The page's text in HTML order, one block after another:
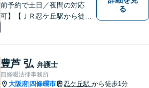
前予約で土日／夜間の対応
可】【ＪＲ忍ケ丘駅から徒歩
の状況に合わせて最適な解決
策をご提案し、不安やお悩み
を少しでも軽減できるよう尽
る
豊芦 弘 弁護士
四條畷法律事務所
大阪府 四條畷市 忍ケ丘駅 から徒歩1分